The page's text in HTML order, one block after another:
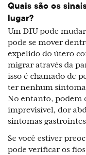
Quais são os
lugar?
Um DIU pode
pode se mover
expelido do útero
migrar através da
isso é chamado de
ter nenhum
No entanto, podem
imprevisível, dor
sintomas
Se você estiver
pode verificar os